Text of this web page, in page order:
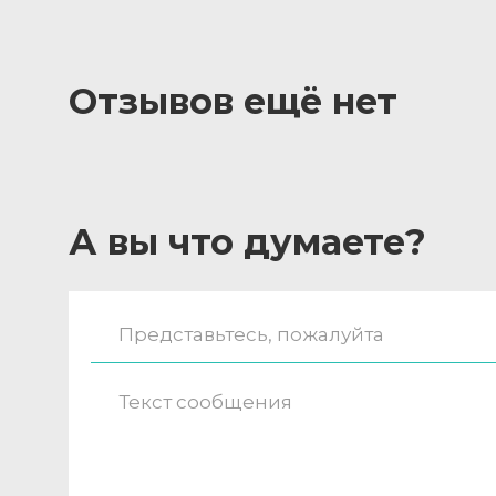
Отзывов ещё нет
А вы что думаете?